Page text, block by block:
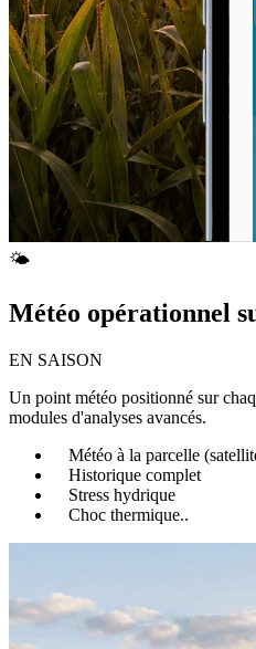
🌤️
Météo opérationnel
EN SAISON
Un point météo positionné sur
modules d'analyses avancés.
Météo à la parcelle
Historique complet
Stress hydrique
Choc thermique..